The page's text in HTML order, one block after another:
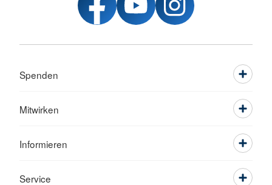
Spenden
Mitwirken
Informieren
Service